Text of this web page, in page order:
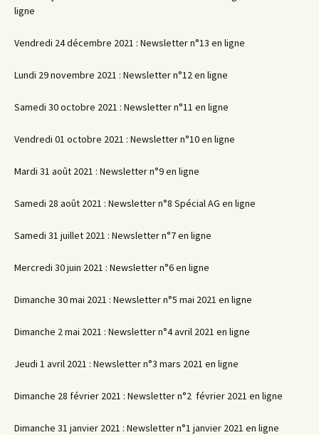
ligne
Vendredi 24 décembre 2021 : Newsletter n°13 en ligne
Lundi 29 novembre 2021 : Newsletter n°12 en ligne
Samedi 30 octobre 2021 : Newsletter n°11 en ligne
Vendredi 01 octobre 2021 : Newsletter n°10 en ligne
Mardi 31 août 2021 : Newsletter n°9 en ligne
Samedi 28 août 2021 : Newsletter n°8 Spécial AG en ligne
Samedi 31 juillet 2021 : Newsletter n°7 en ligne
Mercredi 30 juin 2021 : Newsletter n°6 en ligne
Dimanche 30 mai 2021 : Newsletter n°5 mai 2021 en ligne
Dimanche 2 mai 2021 : Newsletter n°4 avril 2021 en ligne
Jeudi 1 avril 2021 : Newsletter n°3 mars 2021 en ligne
Dimanche 28 février 2021 : Newsletter n°2 février 2021 en ligne
Dimanche 31 janvier 2021 : Newsletter n°1 janvier 2021 en ligne